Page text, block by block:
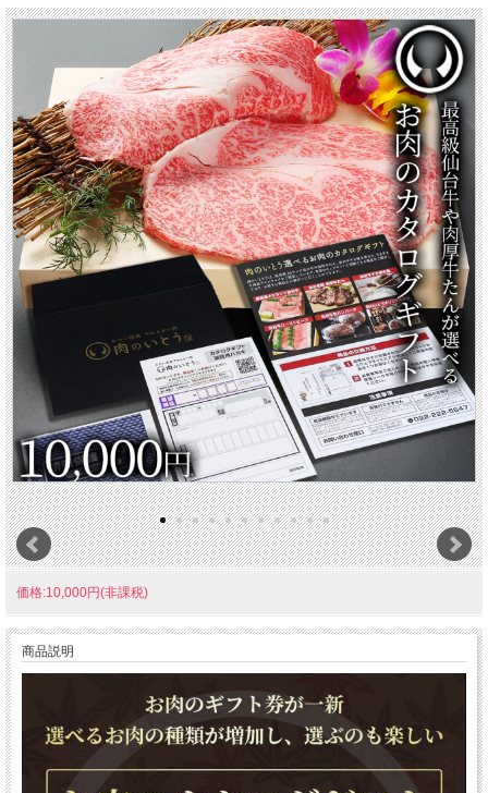
価格:10,000円(非課税)
商品説明